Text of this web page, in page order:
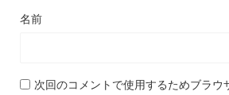
名前
次回のコメントで使用するためブラウ